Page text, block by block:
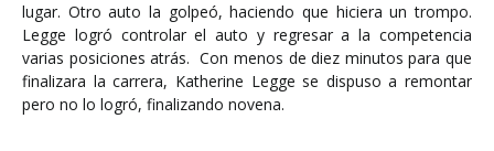
lugar. Otro auto la golpeó, haciendo que hiciera un trompo.
Legge logró controlar el auto y regresar a la competencia
varias posiciones atrás. Con menos de diez minutos para que
finalizara la carrera, Katherine Legge se dispuso a remontar
pero no lo logró, finalizando novena.